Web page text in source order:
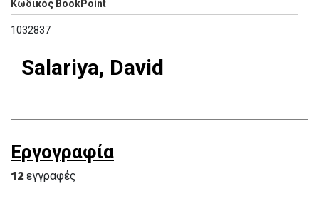
Κωδικός BookPoint
1032837
Salariya, David
Εργογραφία
12 εγγραφές